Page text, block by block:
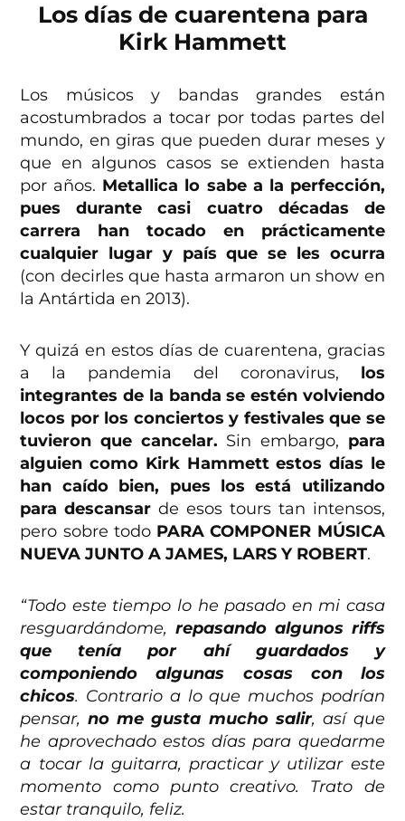
Los días de cuarentena para
Kirk Hammett
Los músicos y bandas grandes están
acostumbrados a tocar por todas partes del
mundo, en giras que pueden durar meses y
que en algunos casos se extienden hasta
por años. Metallica lo sabe a la perfección,
pues durante casi cuatro décadas de
carrera han tocado en prácticamente
cualquier lugar y país que se les ocurra
(con decirles que hasta armaron un show en
la Antártida en 2013).
Y quizá en estos días de cuarentena, gracias
a la pandemia del coronavirus, los
integrantes de la banda se estén volviendo
locos por los conciertos y festivales que se
tuvieron que cancelar. Sin embargo, para
alguien como Kirk Hammett estos días le
han caído bien, pues los está utilizando
para descansar de esos tours tan intensos,
pero sobre todo PARA COMPONER MÚSICA
NUEVA JUNTO A JAMES, LARS Y ROBERT.
“Todo este tiempo lo he pasado en mi casa
resguardándome,repasando algunos riffs
que tenía por ahí guardados y
componiendo algunas cosas con los
chicos. Contrario a lo que muchos podrían
pensar,no me gusta mucho salir, así que
he aprovechado estos días para quedarme
a tocar la guitarra, practicar y utilizar este
momento como punto creativo. Trato de
estar tranquilo, feliz.